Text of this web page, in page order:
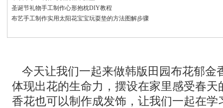
圣诞节礼物手工制作心形抱枕DIY教程
布艺手工制作实用太阳花宝宝玩耍垫的方法图解步骤
今天让我们一起来做韩版田园布花郁金
体现出花的生命力，摆设在家里感受春天
香花也可以制作成发饰，让我们一起在学